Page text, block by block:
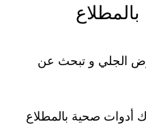
الجلي و تبحث عن
أدوات صحية بالمطلاع